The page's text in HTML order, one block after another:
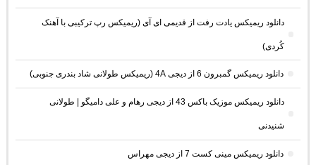
دانلود ریمیکس یادت رفت از قدیمی ای آی (ریمیکس رپ ترکیبی با آهنک
کُردی)
دانلود ریمیکس گمبرون 6 از دیجی 4A (ریمیکس طولانی شاد بندری جنوبی)
دانلود ریمیکس موزیک باکس 43 از دیجی رهام و علی دامیگو | طولانی
شنیدنی
دانلود ریمیکس مینی کست 7 از دیجی مهراس